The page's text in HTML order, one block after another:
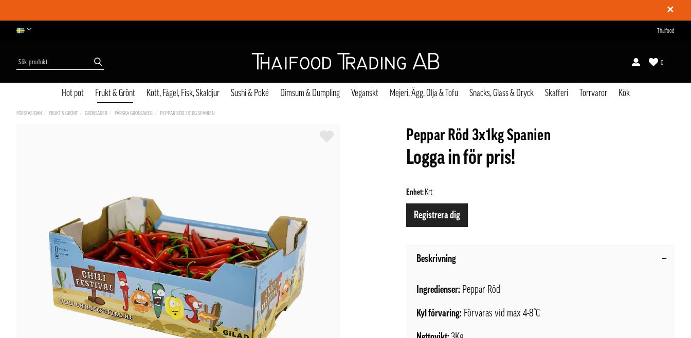
✕
Thaifood
0
Hot pot Frukt & Grönt Kött, Fågel, Fisk, Skaldjur Sushi & Poké Dimsum & Dumpling Veganskt Mejeri, Ägg, Olja & Tofu Snacks, Glass & Dryck Skafferi Torrvaror Kök
FÖRSTASIDAN FRUKT & GRÖNT GRÖNSAKER FÄRSKA GRÖNSAKER PEPPAR RÖD 3X1KG SPANIEN
Peppar Röd 3x1kg Spanien
Logga in för pris!
Enhet: Krt
Registrera dig
Beskrivning
Ingredienser: Peppar Röd
Kyl förvaring: Förvaras vid max 4-8°C